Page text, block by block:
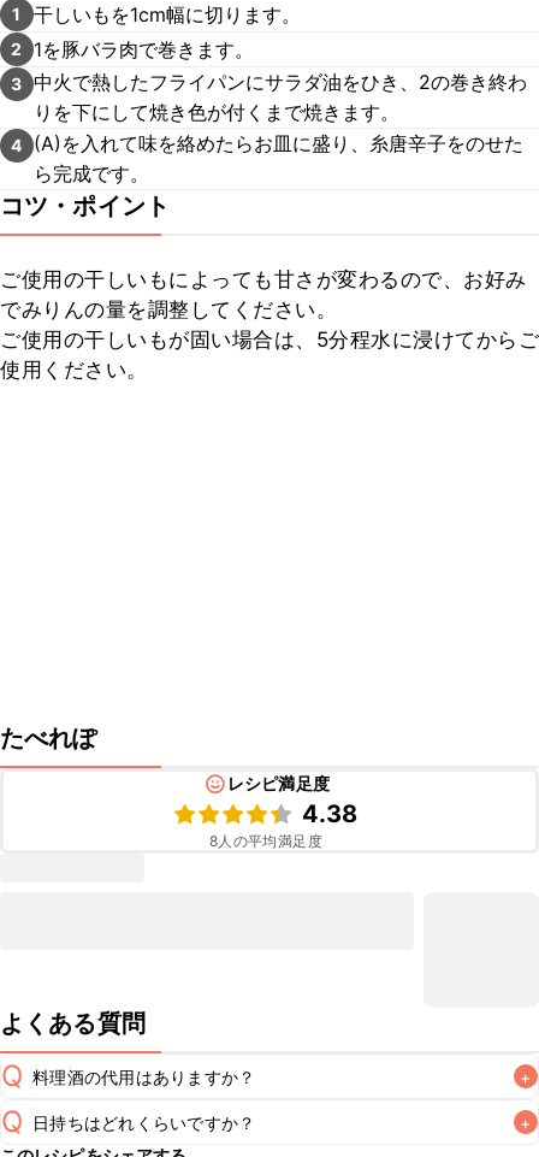
1 干しいもを1cm幅に切ります。
2 1を豚バラ肉で巻きます。
3 中火で熱したフライパンにサラダ油をひき、2の巻き終わ
りを下にして焼き色が付くまで焼きます。
4
(A)を入れて味を絡めたらお皿に盛り、糸唐辛子をのせた
ら完成です。
コツ・ポイント
ご使用の干しいもによっても甘さが変わるので、お好み
でみりんの量を調整してください。
ご使用の干しいもが固い場合は、5分程水に浸けてからご
使用ください。
たべれぽ
レシピ満足度
4.38
8人の平均満足度
よくある質問
Q 料理酒の代用はありますか？ +
A
Q 日持ちはどれくらいですか？
+